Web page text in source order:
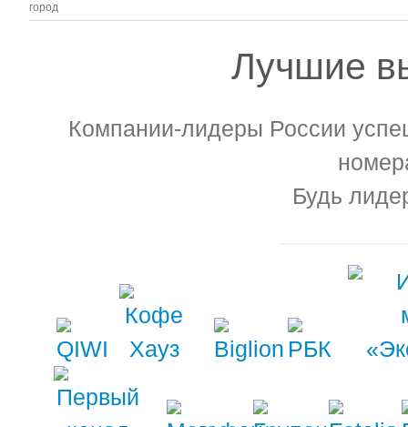
город
Лучшие
Компании-лидеры России
Будь